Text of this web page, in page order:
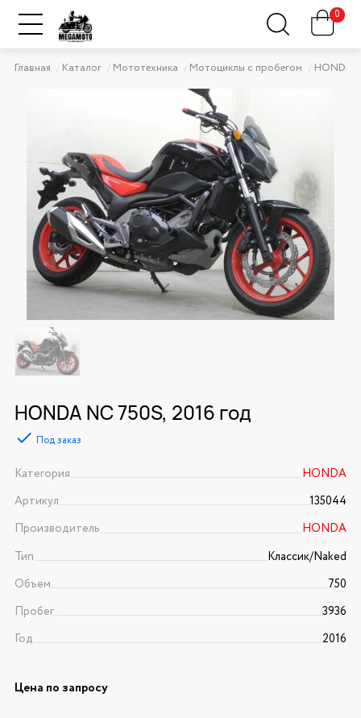
0
Главная Каталог Мототехника Мотоциклы с пробегом HONDA
HONDA NC 750S, 2016 год
Под заказ
Категория
HONDA
Артикул
135044
Производитель
HONDA
Тип
Классик/Naked
Объем
750
Пробег
3936
Год
2016
Цена по запросу